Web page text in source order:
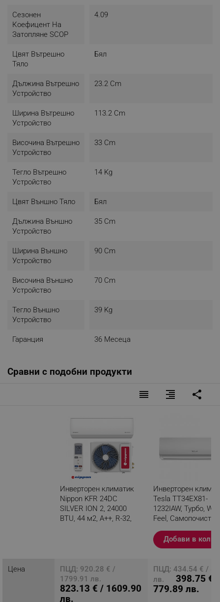
Сезонен
Коефицент На
Затопляне SCOP
4.09
Цвят Вътрешно
Тяло
Бял
Дължина Вътрешно
Устройство
23.2 Cm
Ширина Вътрешно
Устройство
113.2 Cm
Височина Вътрешно
Устройство
33 Cm
Тегло Вътрешно
Устройство
14 Kg
Цвят Външно Тяло Бял
Дължина Външно
Устройство
35 Cm
Ширина Външно
Устройство
90 Cm
Височина Външно
Устройство
70 Cm
Тегло Външно
Устройство
39 Kg
Гаранция 36 Месеца
Сравни с подобни продукти
reorder format_align_right share
Инверторен климатик
Nippon KFR 24DC
SILVER ION 2, 24000
BTU, 44 м2, А++, R-32,
Инверторен
Tesla TT34EX81-
1232IAW, Турбо,
Feel,
Добави в
Цена
ПЦД: 920.28 € /
1799.91 лв.
823.13 € / 1609.90
лв.
ПЦД: 434.54 € /
лв.
398.75 € /
779.89 лв.